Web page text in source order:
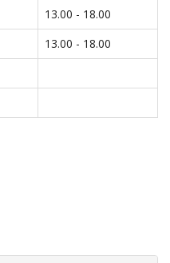
13.00 - 18.00
13.00 - 18.00